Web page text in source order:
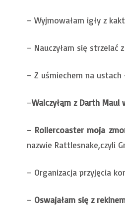
– Wyjmowałam igły z
– Nauczyłam się strzelać
– Z uśmiechem na ustach
–Walczyłąm z Darth Maul
– Rollercoaster moja
nazwie Rattlesnake,czyli
– Organizacja przyjęcia
– Oswajałam się z